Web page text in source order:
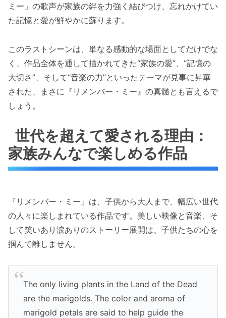
ミー」の歌声が家族の絆を力強く結びつけ、忘れかけてい
た記憶と愛が鮮やかに蘇ります。
このラストシーンは、単なる感動的な場面としてだけでな
く、作品全体を通して描かれてきた“家族の愛”、“記憶の
大切さ”、そして“音楽の力”といったテーマが見事に昇華
された、まさに『リメンバー・ミー』の真髄とも言えるで
しょう。
世代を超えて愛される理由：
家族みんなで楽しめる作品
『リメンバー・ミー』は、子供から大人まで、幅広い世代
の人々に楽しまれている作品です。美しい映像と音楽、そ
して笑いあり涙ありのストーリー展開は、子供たちの心を
掴んで離しません。
The only living plants in the Land of the Dead
are the marigolds. The color and aroma of
marigold petals are said to help guide the